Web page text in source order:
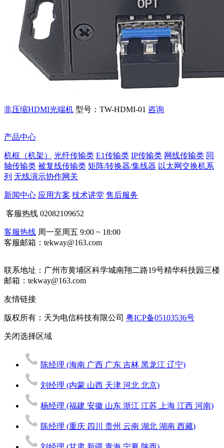
非压缩HDMI光端机 型号：TW-HDMI-01 咨询
产品中心
机框（机架） 光纤传输类 E1传输类 IP传输类 网线传输类 同
轴传输类 被复线传输类 矩阵/转换器/集线器 以太网交换机系
列 无线演示协作网关
新闻中心 应用方案 技术讲堂 售后服务
客服热线 02082109652
客服热线 周一至周五 9:00 ~ 18:00
客服邮箱：tekway@163.com
联系地址： 广州市黄埔区科学城南翔二路19号精华科技园三楼
邮箱：tekway@163.com
友情链接
版权所有：天为电信科技有限公司 粤ICP备05103536号
关闭选择区域
陈经理 (海南 广西 广东 吉林 黑龙江 辽宁)
刘经理 (内蒙 山西 天津 河北 北京)
杨经理 (福建 安徽 山东 浙江 江苏 上海 江西 河南)
陈经理 (重庆 四川 贵州 云南 湖北 湖南 西藏)